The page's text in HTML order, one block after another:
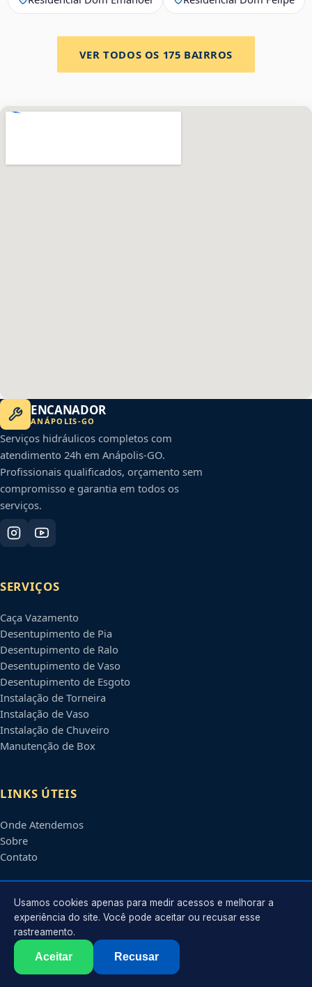
VER TODOS OS 175 BAIRROS
ENCANADOR
ANÁPOLIS-GO
Serviços hidráulicos completos com
atendimento 24h em Anápolis-GO.
Profissionais qualificados, orçamento sem
compromisso e garantia em todos os
serviços.
SERVIÇOS
Caça Vazamento
Desentupimento de Pia
Desentupimento de Ralo
Desentupimento de Vaso
Desentupimento de Esgoto
Instalação de Torneira
Instalação de Vaso
Instalação de Chuveiro
Manutenção de Box
LINKS ÚTEIS
Onde Atendemos
Sobre
Contato
CONTATO
Atendimento em
contato@encanadoremanapolis.com.br
2026 Encanador emAnápolis
. Todos os direitos reservados.
Usamos cookies apenas para medir acessos e melhorar a
experiência do site. Você pode aceitar ou recusar esse
rastreamento.
Aceitar Recusar